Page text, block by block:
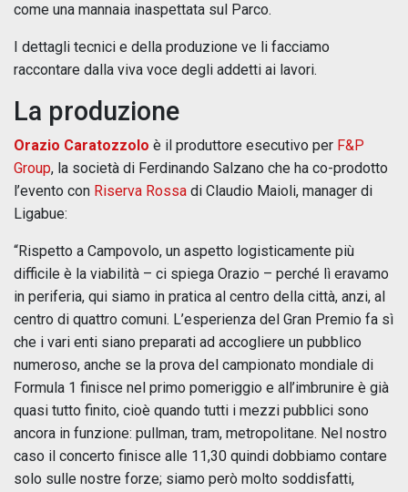
come una mannaia inaspettata sul Parco.
I dettagli tecnici e della produzione ve li facciamo
raccontare dalla viva voce degli addetti ai lavori.
La produzione
Orazio Caratozzolo è il produttore esecutivo per F&P
Group, la società di Ferdinando Salzano che ha co-prodotto
l’evento con Riserva Rossa di Claudio Maioli, manager di
Ligabue:
“Rispetto a Campovolo, un aspetto logisticamente più
difficile è la viabilità – ci spiega Orazio – perché lì eravamo
in periferia, qui siamo in pratica al centro della città, anzi, al
centro di quattro comuni. L’esperienza del Gran Premio fa sì
che i vari enti siano preparati ad accogliere un pubblico
numeroso, anche se la prova del campionato mondiale di
Formula 1 finisce nel primo pomeriggio e all’imbrunire è già
quasi tutto finito, cioè quando tutti i mezzi pubblici sono
ancora in funzione: pullman, tram, metropolitane. Nel nostro
caso il concerto finisce alle 11,30 quindi dobbiamo contare
solo sulle nostre forze; siamo però molto soddisfatti,